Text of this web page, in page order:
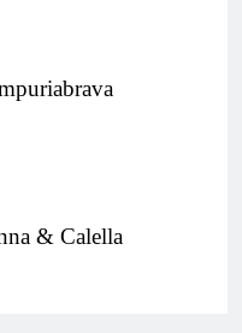
& Calella